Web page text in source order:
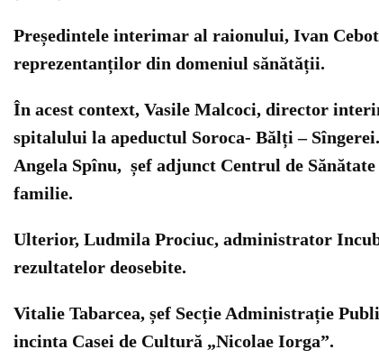
Președintele interimar al raionului, Ivan
reprezentanților din domeniul sănătății.
În acest context, Vasile Malcoci, director
spitalului la apeductul Soroca- Bălți –
Angela Spînu, șef adjunct Centrul de
familie.
Ulterior, Ludmila Prociuc, administrator
rezultatelor deosebite.
Vitalie Tabarcea, șef Secție Administrație
incinta Casei de Cultură „Nicolae Iorga”.